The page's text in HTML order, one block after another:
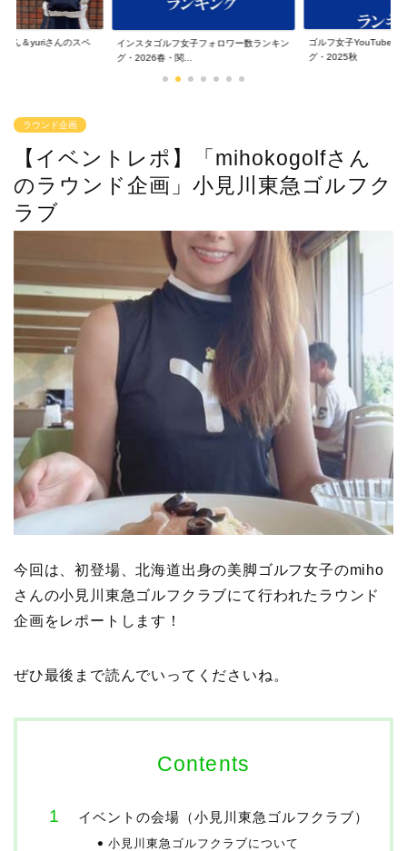
フォロワー数ランキン
ゴルフ女子YouTube登録者数ランキン
グ・2025秋
【限定発売中】2020年
勝の今話題の...
ラウンド企画
【イベントレポ】「mihokogolfさん
のラウンド企画」小見川東急ゴルフク
ラブ
今回は、初登場、北海道出身の美脚ゴルフ女子のmiho
さんの小見川東急ゴルフクラブにて行われたラウンド
企画をレポートします！
ぜひ最後まで読んでいってくださいね。
Contents
イベントの会場（小見川東急ゴルフクラブ）
小見川東急ゴルフクラブについて